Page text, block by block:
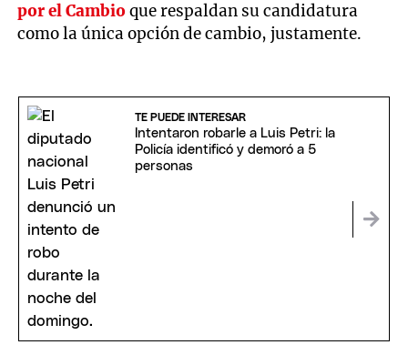
por el Cambioque respaldan su candidatura
como la única opción de cambio, justamente.
TE PUEDE INTERESAR
Intentaron robarle a Luis Petri: la
Policía identificó y demoró a 5
personas